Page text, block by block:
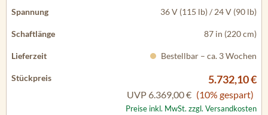
36 V (115 lb) / 24 V (90 lb)
87 in (220 cm)
Bestellbar – ca. 3 Wochen
5.732,10 €
UVP 6.369,00 € (10% gespart)
Preise inkl. MwSt. zzgl. Versandkosten